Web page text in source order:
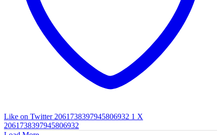
Like on Twitter 2061738397945806932 1 X
2061738397945806932